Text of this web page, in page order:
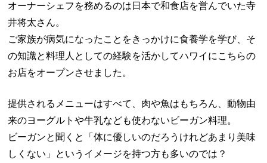
オーナーシェフを務めるのは日本で和食店を営んでいた寺
井将太さん。
ご家族が病気になったことをきっかけに食養学を学び、そ
の知識と料理人としての経験を活かしてハワイにこちらの
お店をオープンさせました。
提供されるメニューはすべて、肉や魚はもちろん、動物由
来のヨーグルトや牛乳なども使わないビーガン料理。
ビーガンと聞くと「体に優しいのだろうけれどあまり美味
しくない」というイメージを持つ方も多いのでは？